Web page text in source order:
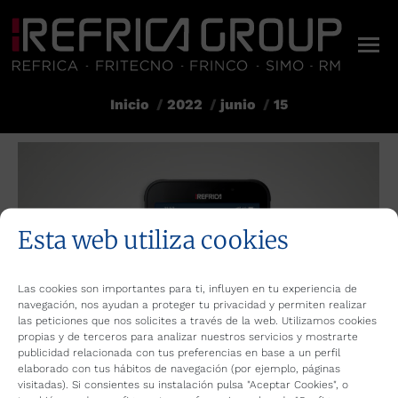
Esta web utiliza cookies
Las cookies son importantes para ti, influyen en tu experiencia de
navegación, nos ayudan a proteger tu privacidad y permiten realizar
las peticiones que nos solicites a través de la web. Utilizamos cookies
propias y de terceros para analizar nuestros servicios y mostrarte
publicidad relacionada con tus preferencias en base a un perfil
elaborado con tus hábitos de navegación (por ejemplo, páginas
visitadas). Si consientes su instalación pulsa "Aceptar Cookies", o
Estás aquí:
Inicio 2022 junio 15